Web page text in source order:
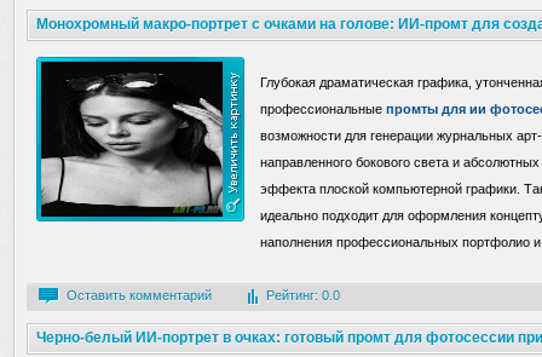
Монохромный макро-портрет с очками на голове: ИИ-промт для
Глубокая драматическая графика,
профессиональные промты для ии
возможности для генерации журнальных
направленного бокового света и
эффекта плоской компьютерной графики.
идеально подходит для оформления
наполнения профессиональных портфолио и
Оставить комментарий Рейтинг: 0.0
Черно-белый ИИ-портрет в очках: готовый промт для фотосессии